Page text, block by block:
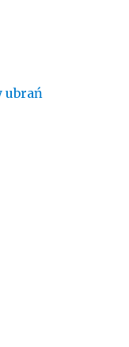
ubrań